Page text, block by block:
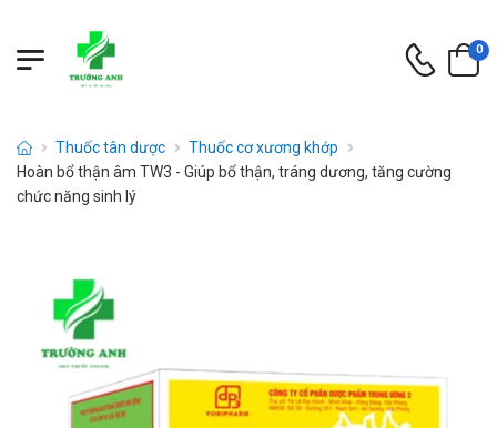
0
Thuốc tân dược
Thuốc cơ xương khớp
Hoàn bổ thận âm TW3 - Giúp bổ thận, tráng dương, tăng cường
chức năng sinh lý